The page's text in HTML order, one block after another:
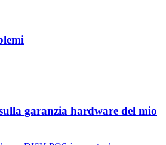
garanzia hardware del mio